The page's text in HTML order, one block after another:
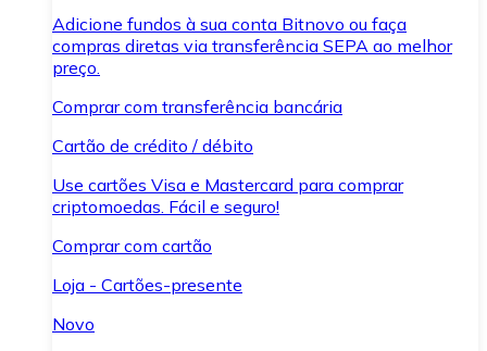
Adicione fundos à sua conta Bitnovo ou faça
compras diretas via transferência SEPA ao melhor
preço.
Comprar com transferência bancária
Cartão de crédito / débito
Use cartões Visa e Mastercard para comprar
criptomoedas. Fácil e seguro!
Comprar com cartão
Loja - Cartões-presente
Novo